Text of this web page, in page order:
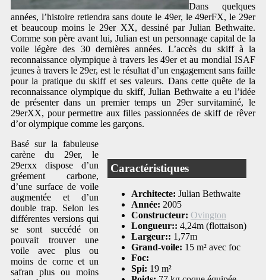
Dans quelques
années, l’histoire retiendra sans doute le 49er, le 49erFX, le 29er
et beaucoup moins le 29er XX, dessiné par Julian Bethwaite.
Comme son père avant lui, Julian est un personnage capital de la
voile légère des 30 dernières années. L’accès du skiff à la
reconnaissance olympique à travers les 49er et au mondial ISAF
jeunes à travers le 29er, est le résultat d’un engagement sans faille
pour la pratique du skiff et ses valeurs. Dans cette quête de la
reconnaissance olympique du skiff, Julian Bethwaite a eu l’idée
de présenter dans un premier temps un 29er survitaminé, le
29erXX, pour permettre aux filles passionnées de skiff de rêver
d’or olympique comme les garçons.
Caractéristiques
Architecte: Julian Bethwaite
Année: 2005
Constructeur: Ovington
Longueur:: 4,24m (flottaison)
Largeur:: 1,77m
Grand-voile: 15 m² avec foc
Foc:
Spi: 19 m²
Basé sur la fabuleuse
carène du 29er, le
29erxx dispose d’un
gréement carbone,
d’une surface de voile
augmentée et d’un
double trap. Selon les
différentes versions qui
se sont succédé on
pouvait trouver une
voile avec plus ou
moins de corne et un
safran plus ou moins